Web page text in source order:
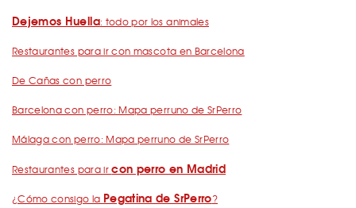
Dejemos Huella: todo por los animales
Restaurantes para ir con mascota en Barcelona
De Cañas con perro
Barcelona con perro: Mapa perruno de SrPerro
Málaga con perro: Mapa perruno de SrPerro
Restaurantes para ircon perro en Madrid
¿Cómo consigo la Pegatina de SrPerro?